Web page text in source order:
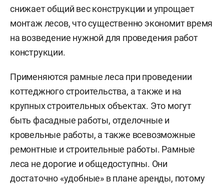
снижает общий вес конструкции и упрощает
монтаж лесов, что существенно экономит время
на возведение нужной для проведения работ
конструкции.
Применяются рамные леса при проведении
коттеджного строительства, а также и на
крупных строительных объектах. Это могут
быть фасадные работы, отделочные и
кровельные работы, а также всевозможные
ремонтные и строительные работы. Рамные
леса не дорогие и общедоступны. Они
достаточно «удобные» в плане аренды, потому